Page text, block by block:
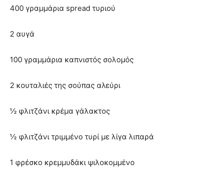
400 γραμμάρια spread τυριού
2 αυγά
100 γραμμάρια καπνιστός σολομός
2 κουταλιές της σούπας αλεύρι
½ φλιτζάνι κρέμα γάλακτος
½ φλιτζάνι τριμμένο τυρί με λίγα λιπαρά
1 φρέσκο κρεμμυδάκι ψιλοκομμένο